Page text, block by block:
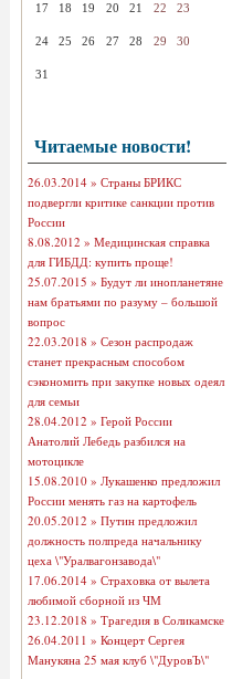
17 18 19 20 21 22 23
24 25 26 27 28 29 30
31
Читаемые новости!
26.03.2014 » Страны БРИКС
подвергли критике санкции против
России
8.08.2012 » Медицинская справка
для ГИБДД: купить проще!
25.07.2015 » Будут ли инопланетяне
нам братьями по разуму – большой
вопрос
22.03.2018 » Сезон распродаж
станет прекрасным способом
сэкономить при закупке новых одеял
для семьи
28.04.2012 » Герой России
Анатолий Лебедь разбился на
мотоцикле
15.08.2010 » Лукашенко предложил
России менять газ на картофель
20.05.2012 » Путин предложил
должность полпреда начальнику
цеха \"Уралвагонзавода\"
17.06.2014 » Страховка от вылета
любимой сборной из ЧМ
23.12.2018 » Трагедия в Соликамске
26.04.2011 » Концерт Сергея
Манукяна 25 мая клуб \"ДуровЪ\"